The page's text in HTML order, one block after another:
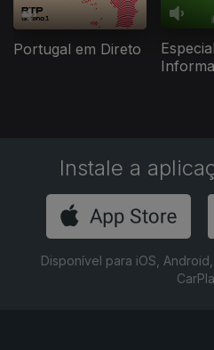
Portugal em Direto
Especial
Instale a
Disponível para iOS,